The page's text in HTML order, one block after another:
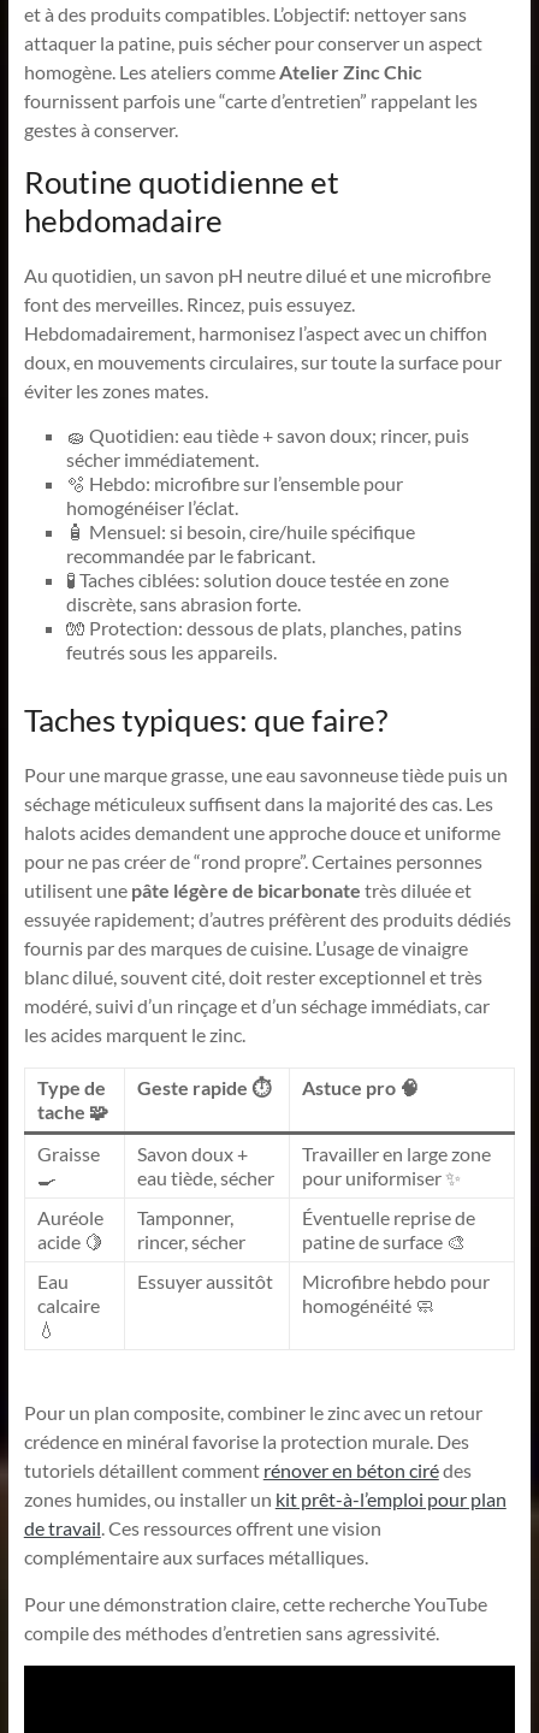
et à des produits compatibles. L’objectif: nettoyer sans
attaquer la patine, puis sécher pour conserver un aspect
homogène. Les ateliers comme Atelier Zinc Chic
fournissent parfois une “carte d’entretien” rappelant les
gestes à conserver.
Routine quotidienne et
hebdomadaire
Au quotidien, un savon pH neutre dilué et une microfibre
font des merveilles. Rincez, puis essuyez.
Hebdomadairement, harmonisez l’aspect avec un chiffon
doux, en mouvements circulaires, sur toute la surface pour
éviter les zones mates.
🧽 Quotidien: eau tiède + savon doux; rincer, puis
sécher immédiatement.
🫧 Hebdo: microfibre sur l’ensemble pour
homogénéiser l’éclat.
🧴 Mensuel: si besoin, cire/huile spécifique
recommandée par le fabricant.
🧪 Taches ciblées: solution douce testée en zone
discrète, sans abrasion forte.
🧤 Protection: dessous de plats, planches, patins
feutrés sous les appareils.
Taches typiques: que faire?
Pour une marque grasse, une eau savonneuse tiède puis un
séchage méticuleux suffisent dans la majorité des cas. Les
halots acides demandent une approche douce et uniforme
pour ne pas créer de “rond propre”. Certaines personnes
utilisent une pâte légère de bicarbonate très diluée et
essuyée rapidement; d’autres préfèrent des produits dédiés
fournis par des marques de cuisine. L’usage de vinaigre
blanc dilué, souvent cité, doit rester exceptionnel et très
modéré, suivi d’un rinçage et d’un séchage immédiats, car
les acides marquent le zinc.
Type de
tache 🧩
Geste rapide ⏱️ Astuce pro 🧠
Graisse
🍳
Savon doux +
eau tiède, sécher
Travailler en large zone
pour uniformiser ✨
Auréole
acide 🍋
Tamponner,
rincer, sécher
Éventuelle reprise de
patine de surface 🎨
Eau
calcaire
💧
Essuyer aussitôt
Microfibre hebdo pour
homogénéité 🧼
Pour un plan composite, combiner le zinc avec un retour
crédence en minéral favorise la protection murale. Des
tutoriels détaillent comment rénover en béton cirédes
zones humides, ou installer un kit prêt-à-l’emploi pour plan
de travail . Ces ressources offrent une vision
complémentaire aux surfaces métalliques.
Pour une démonstration claire, cette recherche YouTube
compile des méthodes d’entretien sans agressivité.